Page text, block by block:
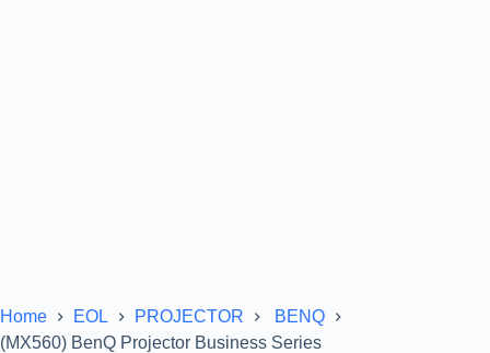
Home EOL PROJECTOR
BENQ
(MX560) BenQ Projector Business Series